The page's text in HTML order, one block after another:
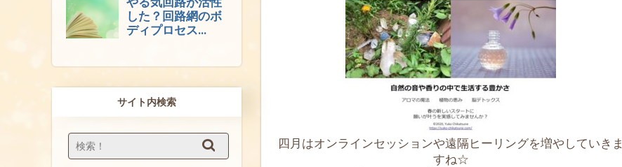
四月はオンラインセッションや遠隔ヒーリングを増やしていきま
すね☆
サイト内検索